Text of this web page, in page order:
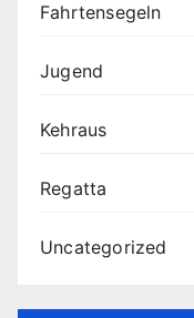
Fahrtensegeln
Jugend
Kehraus
Regatta
Uncategorized